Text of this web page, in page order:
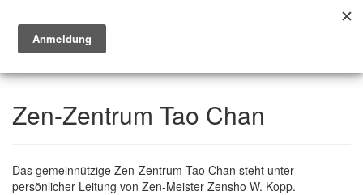
Zen-Zentrum Tao Chan
Das gemeinnützige Zen-Zentrum Tao Chan steht unter
persönlicher Leitung von Zen-Meister Zensho W. Kopp.